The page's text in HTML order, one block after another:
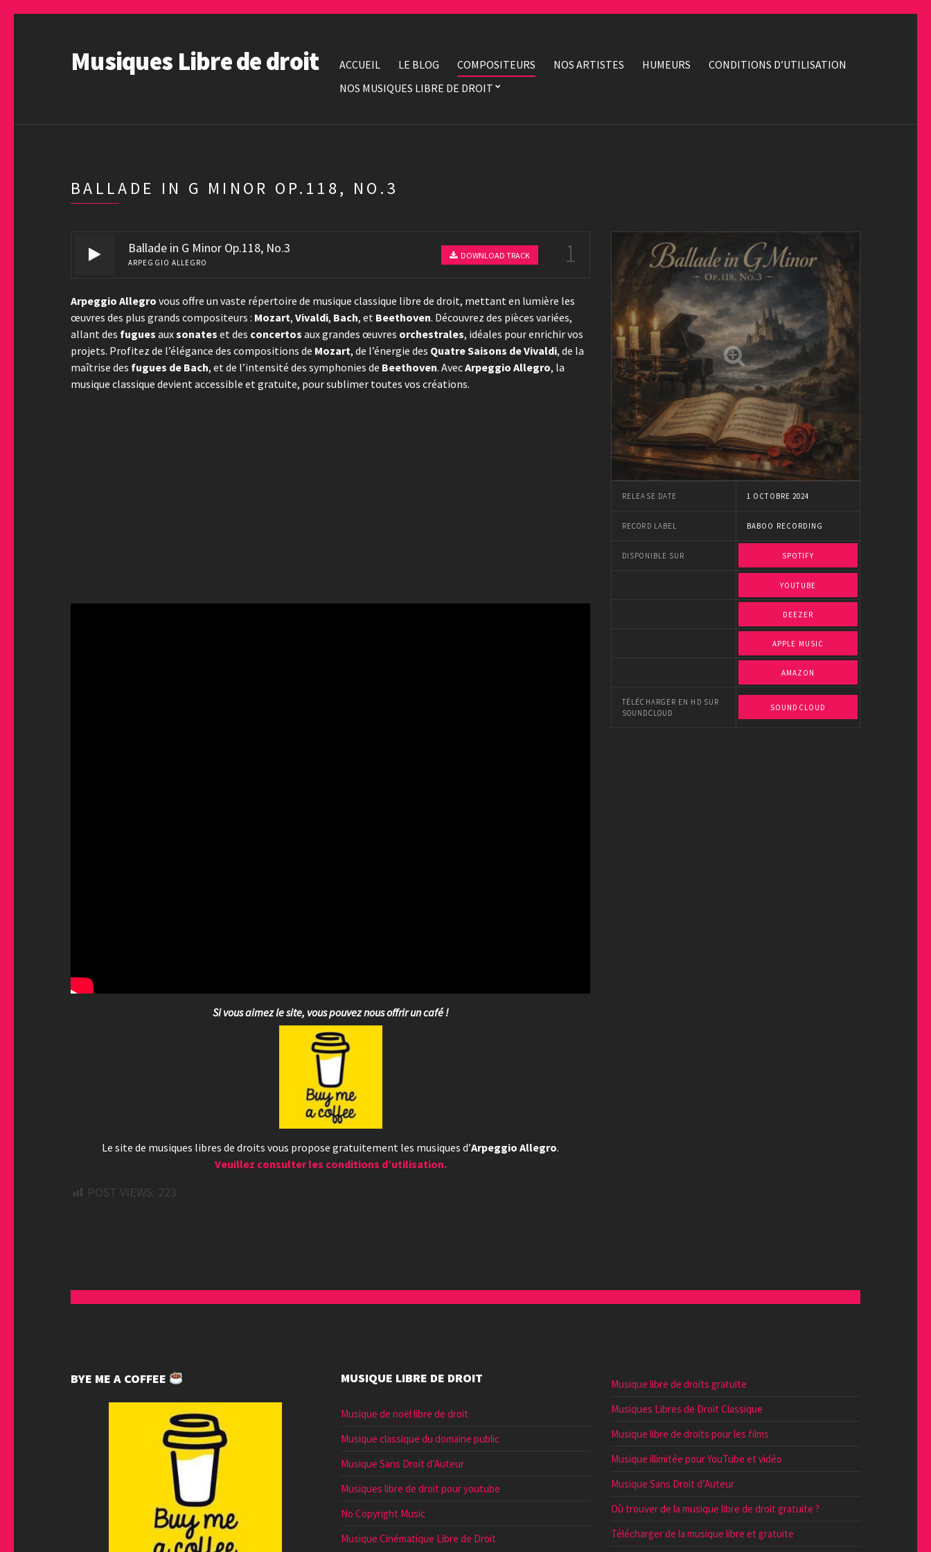
Musiques Libre de droit ACCUEIL LE BLOG COMPOSITEURS NOS ARTISTES HUMEURS
CONDITIONS D’UTILISATION
NOS MUSIQUES LIBRE DE DROIT
BALLADE IN G MINOR OP.118, NO.3
RELEASE DATE 1 OCTOBRE 2024
RECORD LABEL BABOO RECORDING
DISPONIBLE SUR SPOTIFY
YOUTUBE
DEEZER
APPLE MUSIC
AMAZON
TÉLÉCHARGER EN HD SUR
SOUNDCLOUD
SOUNDCLOUD
Ballade in G Minor Op.118, No.3
ARPEGGIO ALLEGRO
DOWNLOAD TRACK 1
Arpeggio Allegro vous offre un vaste répertoire de musique classique libre de droit, mettant en lumière les
œuvres des plus grands compositeurs : Mozart, Vivaldi, Bach, et Beethoven. Découvrez des pièces variées,
allant des fugues auxsonates et des concertos aux grandes œuvres orchestrales, idéales pour enrichir vos
projets. Profitez de l’élégance des compositions de Mozart, de l’énergie des Quatre Saisons de Vivaldi, de la
maîtrise des fugues de Bach, et de l’intensité des symphonies de Beethoven. AvecArpeggio Allegro, la
musique classique devient accessible et gratuite, pour sublimer toutes vos créations.
Si vous aimez le site, vous pouvez nous offrir un café !
Le site de musiques libres de droits vous propose gratuitement les musiques d’Arpeggio Allegro.
Veuillez consulter les conditions d’utilisation.
POST VIEWS: 223
BYE ME A COFFEE MUSIQUE LIBRE DE DROIT
Musique de noël libre de droit
Musique classique du domaine public
Musique Sans Droit d’Auteur
Musiques libre de droit pour youtube
No Copyright Music
Musique Cinématique Libre de Droit
Musique libre de droits gratuite
Musiques Libres de Droit Classique
Musique libre de droits pour les films
Musique illimitée pour YouTube et vidéo
Musique Sans Droit d’Auteur
Où trouver de la musique libre de droit gratuite ?
Télécharger de la musique libre et gratuite